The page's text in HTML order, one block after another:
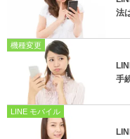
法
機種変更
手
LINE モバイル